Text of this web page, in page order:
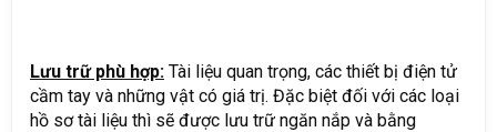
Lưu trữ phù hợp: Tài liệu quan trọng, các thiết bị điện tử
cầm tay và những vật có giá trị. Đặc biệt đối với các loại
hồ sơ tài liệu thì sẽ được lưu trữ ngăn nắp và bằng